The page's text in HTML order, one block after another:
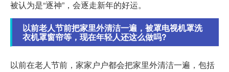
被认为是“逐神”，会逐走新年的好运。
以前老人节前把家里外清洁一遍，被罩电视机罩洗
衣机罩窗帘等，现在年轻人还这么做吗?
以前在老人节前，家家户户都会把家里外清洁一遍，包括